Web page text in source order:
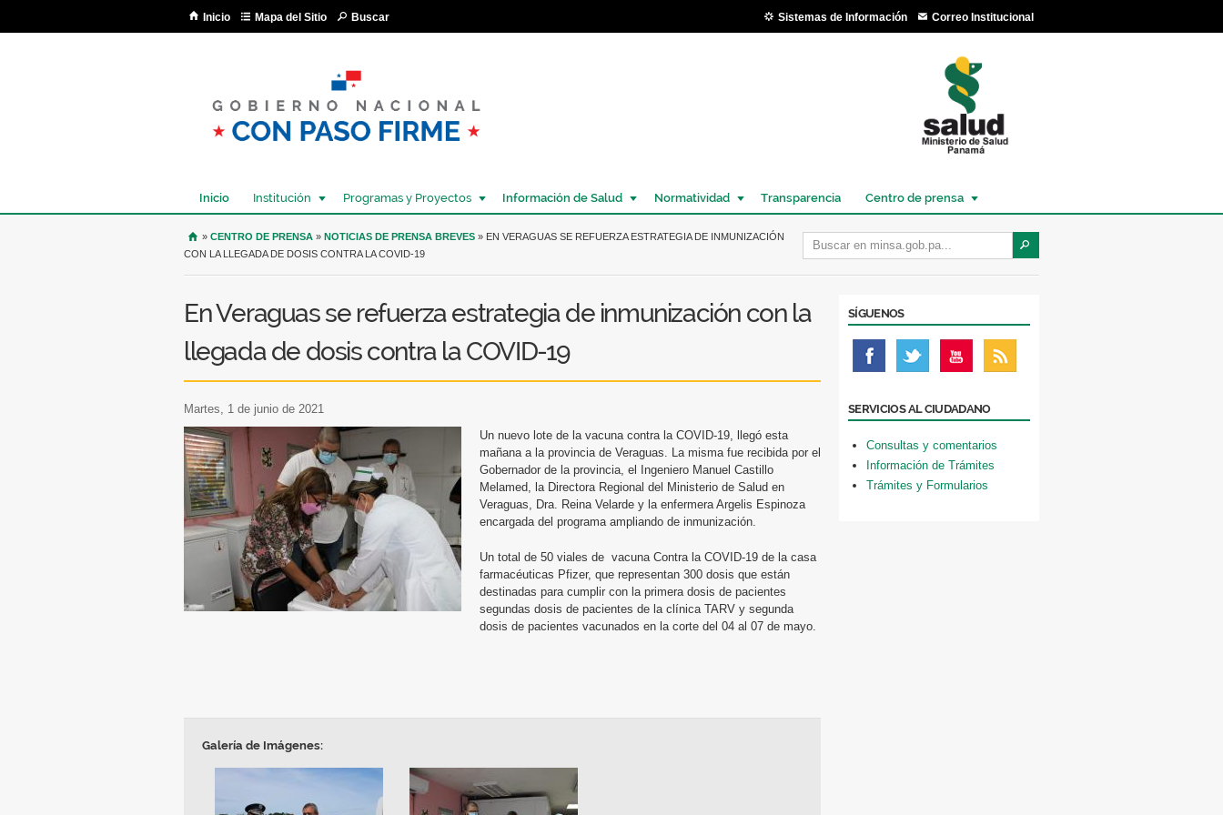
Inicio Mapa del Sitio Buscar Sistemas de Información Correo Institucional
Inicio Institución Programas y Proyectos Información de Salud Normatividad Transparencia Centro de prensa
USTED SE ENCUENTRA AQUÍ
» CENTRO DE PRENSA » NOTICIAS DE PRENSA BREVES » EN VERAGUAS SE REFUERZA ESTRATEGIA DE INMUNIZACIÓN
CON LA LLEGADA DE DOSIS CONTRA LA COVID-19
En Veraguas se refuerza estrategia de inmunización con la
llegada de dosis contra la COVID-19
martes, 1 de junio de 2021
Un nuevo lote de la vacuna contra la COVID-19, llegó esta
mañana a la provincia de Veraguas. La misma fue recibida por el
Gobernador de la provincia, el Ingeniero Manuel Castillo
Melamed, la Directora Regional del Ministerio de Salud en
Veraguas, Dra. Reina Velarde y la enfermera Argelis Espinoza
encargada del programa ampliando de inmunización.
Un total de 50 viales de vacuna Contra la COVID-19 de la casa
farmacéuticas Pfizer, que representan 300 dosis que están
destinadas para cumplir con la primera dosis de pacientes
segundas dosis de pacientes de la clínica TARV y segunda
dosis de pacientes vacunados en la corte del 04 al 07 de mayo.
Galería de Imágenes:
SÍGUENOS
SERVICIOS AL CIUDADANO
Consultas y comentarios
Información de Trámites
Trámites y Formularios